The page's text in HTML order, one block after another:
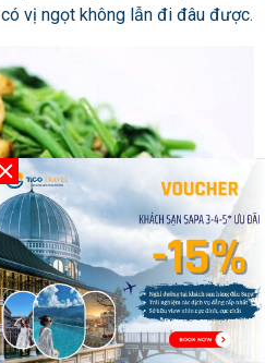
vị ngọt không lẫn đi đâu được.
rờn, chấm cùng với muối vừng